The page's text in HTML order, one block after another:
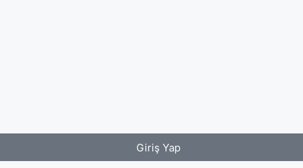
Giriş Yap